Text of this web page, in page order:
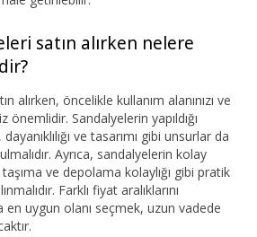
satın alırken nelere
alırken, öncelikle kullanım alanınızı ve
önemlidir. Sandalyelerin yapıldığı
ve tasarımı gibi unsurlar da
Ayrıca, sandalyelerin kolay
ve depolama kolaylığı gibi pratik
Farklı fiyat aralıklarını
en uygun olanı seçmek, uzun vadede